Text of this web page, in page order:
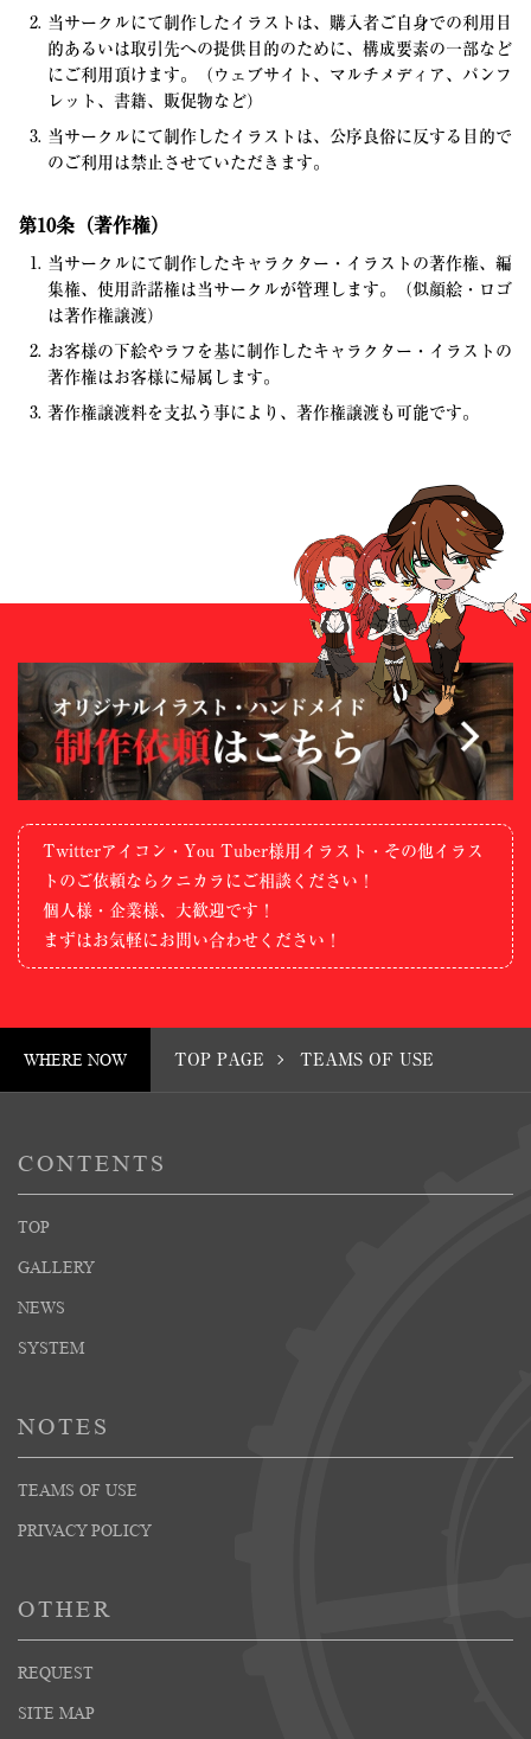
当サークルにて制作したイラストは、購入者ご自身での利用目
的あるいは取引先への提供目的のために、構成要素の一部など
にご利用頂けます。（ウェブサイト、マルチメディア、パンフ
レット、書籍、販促物など）
当サークルにて制作したイラストは、公序良俗に反する目的で
のご利用は禁止させていただきます。
第10条（著作権）
当サークルにて制作したキャラクター・イラストの著作権、編
集権、使用許諾権は当サークルが管理します。（似顔絵・ロゴ
は著作権譲渡）
お客様の下絵やラフを基に制作したキャラクター・イラストの
著作権はお客様に帰属します。
著作権譲渡料を支払う事により、著作権譲渡も可能です。
Twitterアイコン・You Tuber様用イラスト・その他イラス
トのご依頼ならクニカラにご相談ください！
個人様・企業様、大歓迎です！
まずはお気軽にお問い合わせください！
WHERE NOW TOP PAGE TEAMS OF USE
CONTENTS
TOP
GALLERY
NEWS
SYSTEM
NOTES
TEAMS OF USE
PRIVACY POLICY
OTHER
REQUEST
SITE MAP